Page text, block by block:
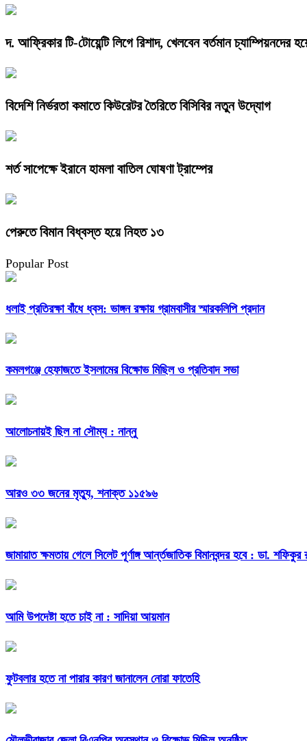
দ. আফ্রিকার টি-টোয়েন্টি লিগে রিশাদ, খেলবেন বর্তমান চ্যাম্পিয়নদের
বিদেশি নির্ভরতা কমাতে কিউরেটর তৈরিতে বিসিবির নতুন উদ্যোগ
শর্ত সাপেক্ষে ইরানে হামলা বাতিল ঘোষণা ট্রাম্পের
পেরুতে বিমান বিধ্বস্ত হয়ে নিহত ১৩
Popular Post
ধলাই প্রতিরক্ষা বাঁধে ধ্বস: ভাঙ্গন রক্ষায় গ্রামবাসীর স্মারকলিপি প্রদান
কমলগঞ্জে হেফাজতে ইসলামের বিক্ষোভ মিছিল ও প্রতিবাদ সভা
আলোচনায়ই ছিল না সৌম্য : নান্নু
আরও ৩৩ জনের মৃত্যু, শনাক্ত ১১৫৯৬
জামায়াত ক্ষমতায় গেলে সিলেট পূর্ণাঙ্গ আর্ন্তজাতিক বিমানবন্দর হবে : ডা. শফিকুর
আমি উপদেষ্টা হতে চাই না : সাদিয়া আয়মান
ফুটবলার হতে না পারার কারণ জানালেন নোরা ফাতেহি